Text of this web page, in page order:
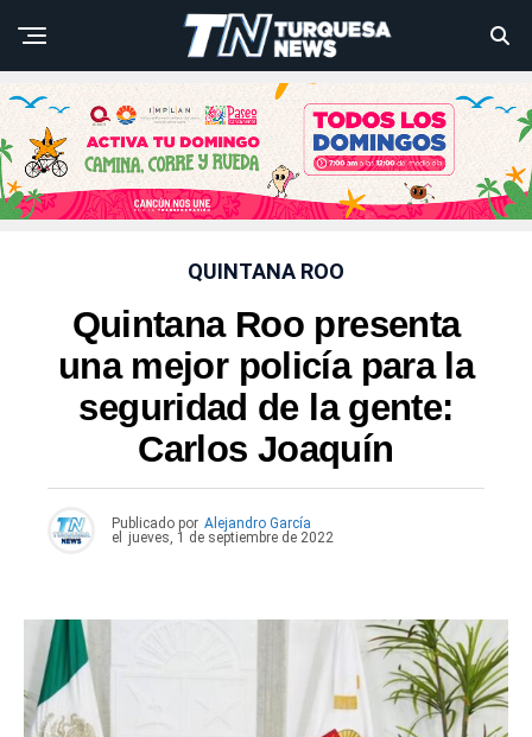
QUINTANA ROO
Quintana Roo presenta
una mejor policía para la
seguridad de la gente:
Carlos Joaquín
Publicado por Alejandro García
el
jueves, 1 de septiembre de 2022